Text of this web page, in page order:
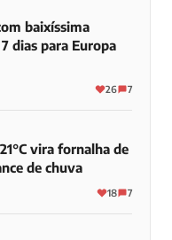
baixíssima
dias para Europa
26 7
vira fornalha de
de chuva
18 7